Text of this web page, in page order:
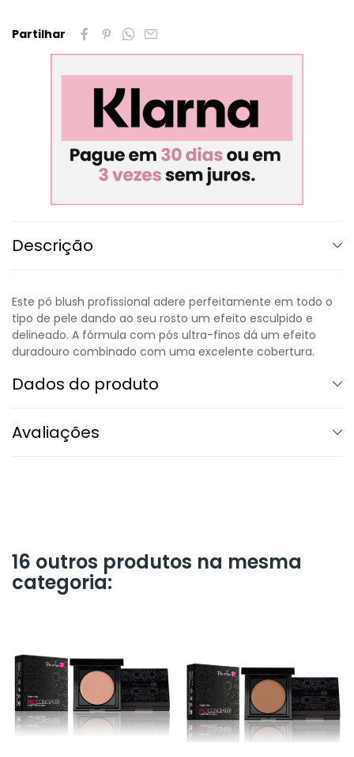
Partilhar
Descrição
Este pó blush profissional adere perfeitamente em todo o
tipo de pele dando ao seu rosto um efeito esculpido e
delineado. A fórmula com pós ultra-finos dá um efeito
duradouro combinado com uma excelente cobertura.
Dados do produto
Avaliações
16 outros produtos na mesma
categoria: